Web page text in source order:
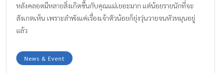
หลังคลอดมีหลายสิ่งเกิดขึ้นกับคุณแม่เยอะมาก แต่น้อยรายนักที่จะ
สังเกตเห็น เพราะลำพังแค่เรื่องเจ้าตัวน้อยก็ยุ่งวุ่นวายจนหัวหมุนอยู่
แล้ว
News & Event